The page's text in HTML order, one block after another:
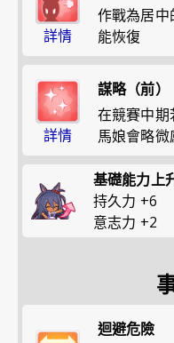
詳情
作戰為居中
能恢復
詳情
謀略（前）
在競賽中
馬娘會略微
基礎能力上
持久力 +6
意志力 +2
迴避危險